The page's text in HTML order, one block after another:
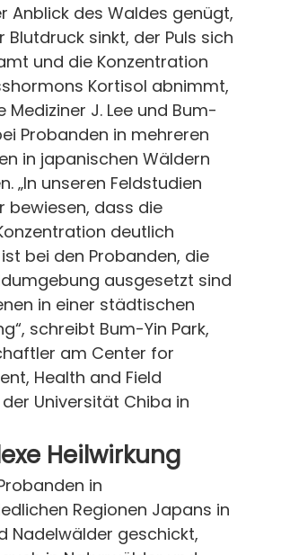
Anblick des Waldes genügt,
Blutdruck sinkt, der Puls sich
und die Konzentration
Kortisol abnimmt,
Mediziner J. Lee und Bum-
Probanden in mehreren
in japanischen Wäldern
„In unseren Feldstudien
bewiesen, dass die
deutlich
bei den Probanden, die
ausgesetzt sind
in einer städtischen
schreibt Bum-Yin Park,
am Center for
Health and Field
Universität Chiba in
Heilwirkung
in
Regionen Japans in
Nadelwälder geschickt,